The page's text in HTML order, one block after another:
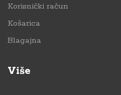
Korisnički račun
Košarica
Blagajna
Više